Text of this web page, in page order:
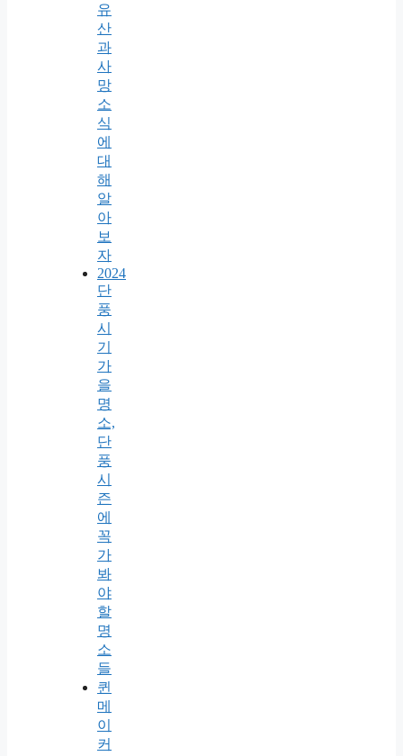
유
산
과
사
망
소
식
에
대
해
알
아
보
자
2024
단
풍
시
기
가
을
명
소,
단
풍
시
즌
에
꼭
가
봐
야
할
명
소
들
퀸
메
이
커